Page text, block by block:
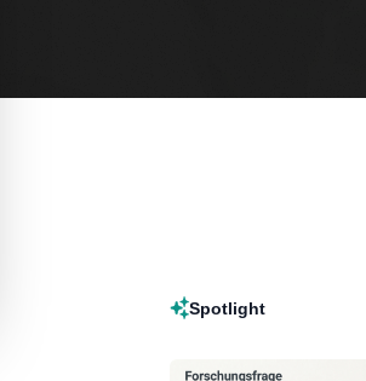
Spotlight